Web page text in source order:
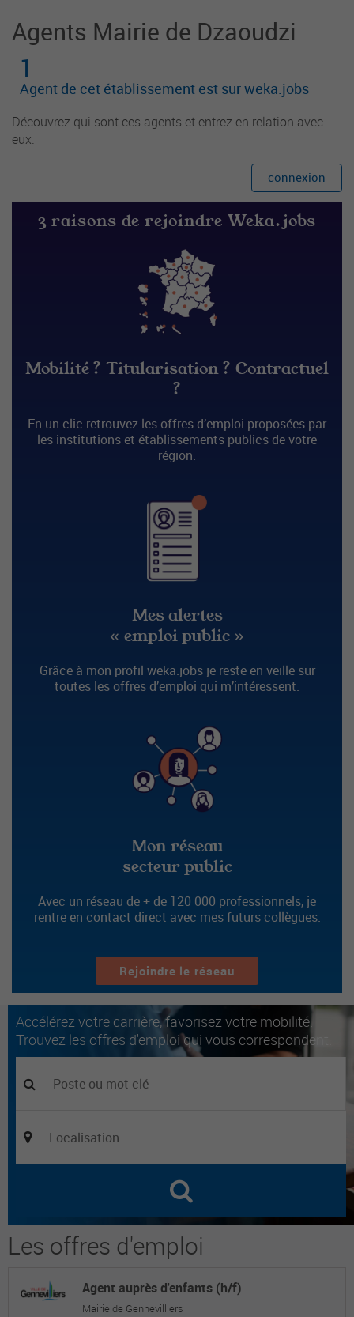
Agents Mairie de Dzaoudzi
1
Agent de cet établissement est sur weka.jobs
Découvrez qui sont ces agents et entrez en relation avec
eux.
connexion
3 raisons de rejoindre Weka.jobs
Mobilité ? Titularisation ? Contractuel
?
En un clic retrouvez les offres d’emploi proposées par
les institutions et établissements publics de votre
région.
Mes alertes
« emploi public »
Grâce à mon profil weka.jobs je reste en veille sur
toutes les offres d’emploi qui m’intéressent.
Mon réseau
secteur public
Avec un réseau de + de 120 000 professionnels, je
rentre en contact direct avec mes futurs collègues.
Rejoindre le réseau
Accélérez votre carrière, favorisez votre mobilité.
Trouvez les offres d'emploi qui vous correspondent.
Les offres d'emploi
Agent auprès d'enfants (h/f)
Mairie de Gennevilliers